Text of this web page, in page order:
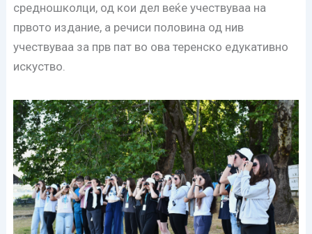
средношколци, од кои дел веќе учествуваа на
првото издание, а речиси половина од нив
учествуваа за прв пат во ова теренско едукативно
искуство.